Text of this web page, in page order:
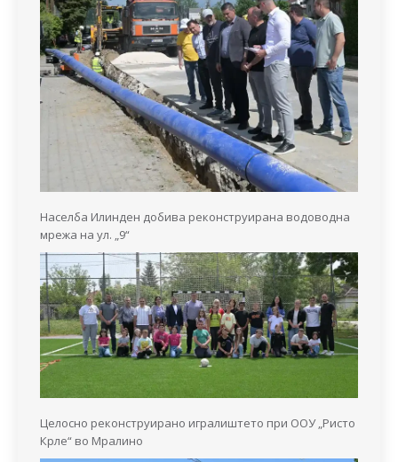
Населба Илинден добива реконструирана водоводна
мрежа на ул. „9“
Целосно реконструирано игралиштето при ООУ „Ристо
Крле“ во Мралино